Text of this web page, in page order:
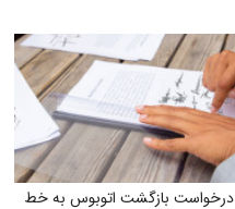
درخواست بازگشت اتوبوس به خط